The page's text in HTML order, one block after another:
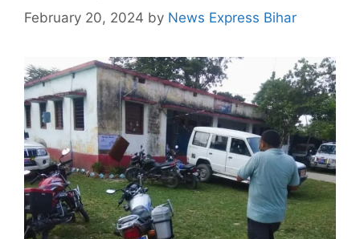
February 20, 2024 by News Express Bihar